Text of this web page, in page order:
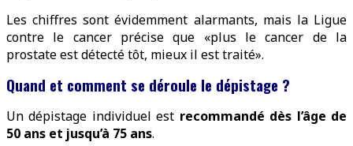
Les chiffres sont évidemment alarmants, mais la Ligue
contre le cancer précise que «plus le cancer de la
prostate est détecté tôt, mieux il est traité».
Quand et comment se déroule le dépistage ?
Un dépistage individuel est recommandé dès l’âge de
50 ans et jusqu’à 75 ans.